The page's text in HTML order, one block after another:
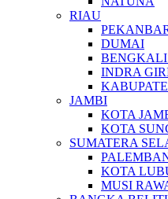
RIAU
DUMAI
INDRA
JAMBI
KOTA
KOTA
SUMATERA
KOTA
MUSI